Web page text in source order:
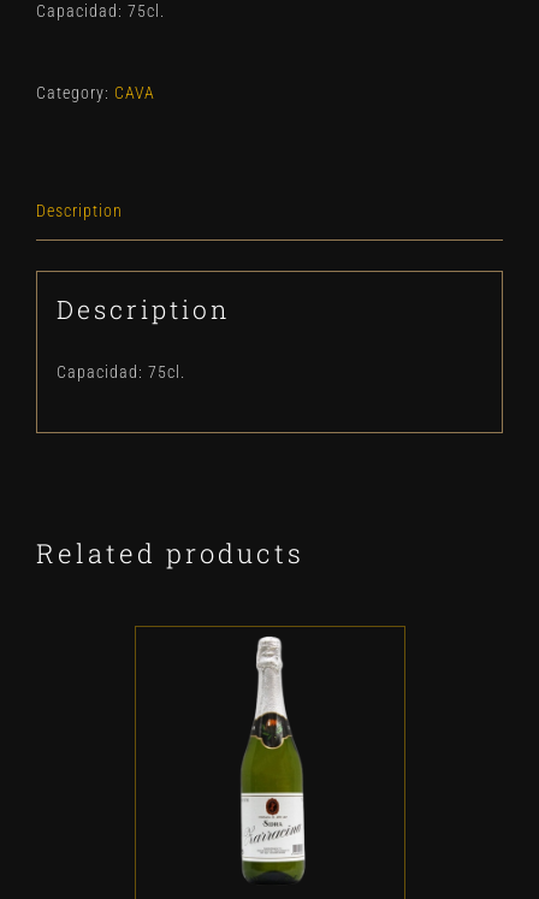
Capacidad: 75cl.
Category: CAVA
Description
Description
Capacidad: 75cl.
Related products
ADD TO CART